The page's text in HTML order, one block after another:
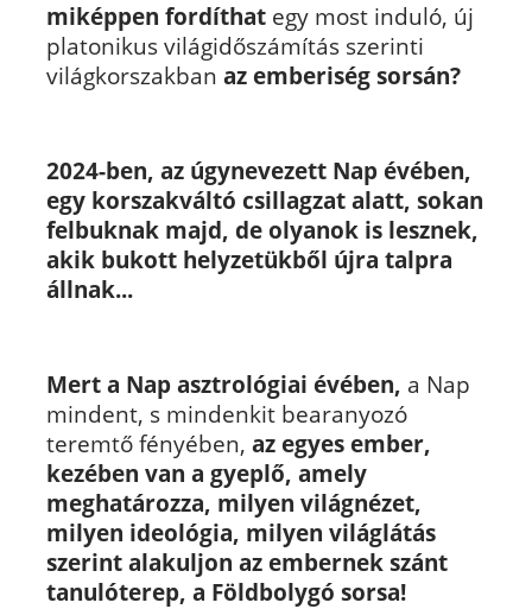
miképpen fordíthat egy most induló, új
platonikus világidőszámítás szerinti
világkorszakban az emberiség sorsán?
2024-ben, az úgynevezett Nap évében,
egy korszakváltó csillagzat alatt, sokan
felbuknak majd, de olyanok is lesznek,
akik bukott helyzetükből újra talpra
állnak...
Mert a Nap asztrológiai évében, a Nap
mindent, s mindenkit bearanyozó
teremtő fényében, az egyes ember,
kezében van a gyeplő, amely
meghatározza, milyen világnézet,
milyen ideológia, milyen világlátás
szerint alakuljon az embernek szánt
tanulóterep, a Földbolygó sorsa!